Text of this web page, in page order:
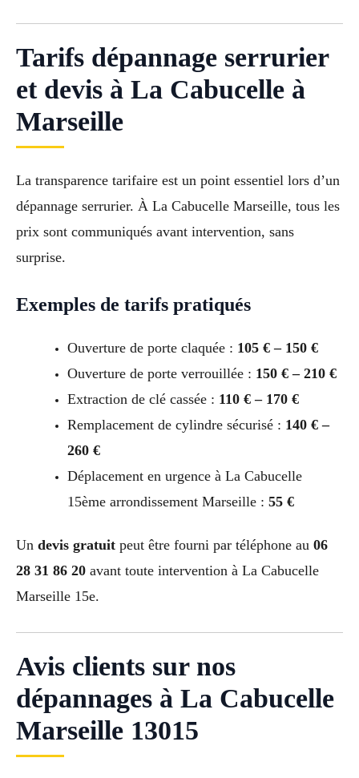
Tarifs dépannage serrurier
et devis à La Cabucelle à
Marseille
La transparence tarifaire est un point essentiel lors d’un
dépannage serrurier. À La Cabucelle Marseille, tous les
prix sont communiqués avant intervention, sans
surprise.
Exemples de tarifs pratiqués
Ouverture de porte claquée : 105 € – 150 €
Ouverture de porte verrouillée : 150 € – 210 €
Extraction de clé cassée : 110 € – 170 €
Remplacement de cylindre sécurisé : 140 € –
260 €
Déplacement en urgence à La Cabucelle
15ème arrondissement Marseille : 55 €
Un devis gratuit peut être fourni par téléphone au 06
28 31 86 20 avant toute intervention à La Cabucelle
Marseille 15e.
Avis clients sur nos
dépannages à La Cabucelle
Marseille 13015